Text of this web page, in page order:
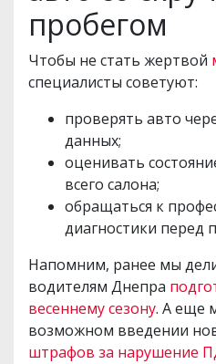
пробегом
Чтобы не стать жертвой
специалисты советуют:
проверять авто
данных;
оценивать
всего салона;
обращаться к
диагностики перед
Напомним, ранее мы
водителям Днепра
весеннему сезону. А еще
возможном введении
штрафов за нарушение